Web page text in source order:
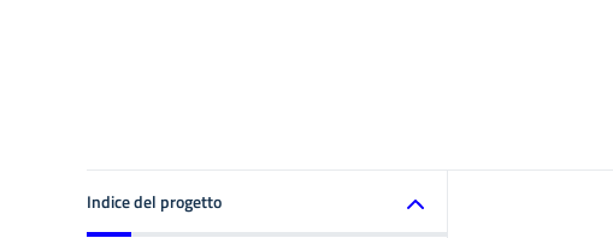
Indice del progetto